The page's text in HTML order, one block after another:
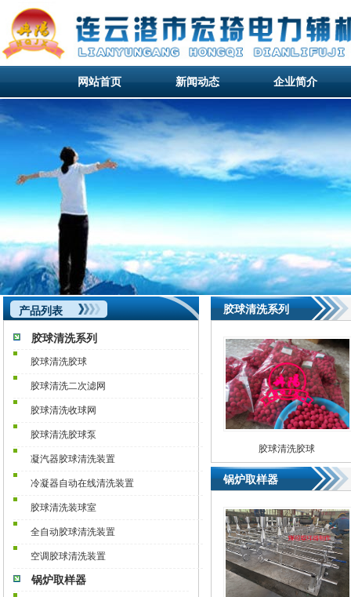
网站首页
网站首页
网站首页
新闻动态
新闻动态
企业简介
产品列表
胶球清洗系列
胶球清洗胶球
胶球清洗二次滤网
胶球清洗收球网
胶球清洗胶球泵
凝汽器胶球清洗装置
冷凝器自动在线清洗装置
胶球清洗装球室
全自动胶球清洗装置
空调胶球清洗装置
锅炉取样器
胶球清洗系列
胶球清洗胶球
锅炉取样器